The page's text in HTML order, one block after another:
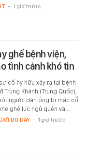
- 1 giờ trước
ghế bệnh viện,
tình cảnh khó tin
cố hy hữu xảy ra tại bệnh
Trùng Khánh (Trung Quốc),
người đàn ông bị mắc cổ
ghế lúc ngủ quên và…
ĐÓ ĐÂY - 1 giờ trước